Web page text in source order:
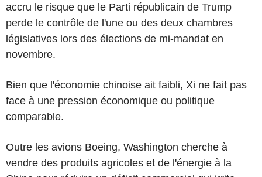
accru le risque que le Parti républicain de Trump
perde le contrôle de l'une ou des deux chambres
législatives lors des élections de mi-mandat en
novembre.
Bien que l'économie chinoise ait faibli, Xi ne fait pas
face à une pression économique ou politique
comparable.
Outre les avions Boeing, Washington cherche à
vendre des produits agricoles et de l'énergie à la